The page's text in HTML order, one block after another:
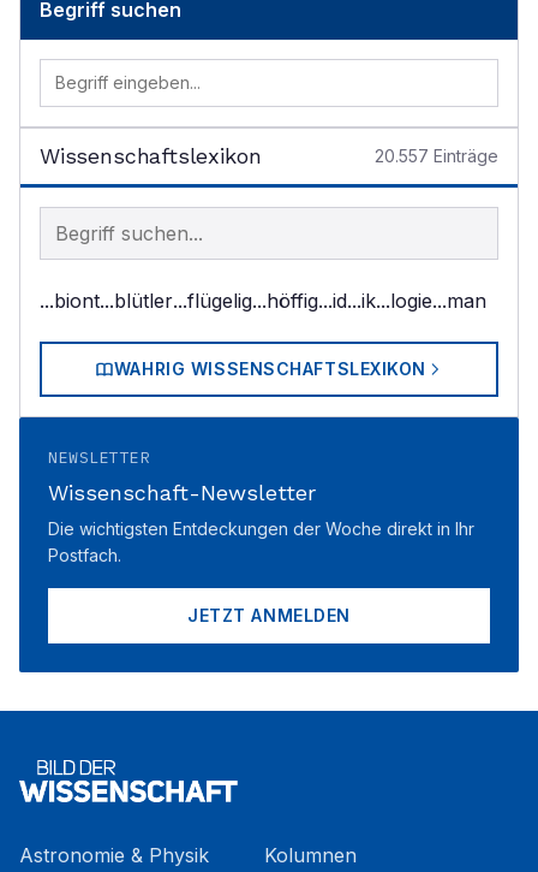
Begriff suchen
Wissenschaftslexikon 20.557 Einträge
Begriff im Lexikon suchen
...biont...blütler...flügelig...höffig...id...ik...logie...man
WAHRIG WISSENSCHAFTSLEXIKON
NEWSLETTER
Wissenschaft-Newsletter
Die wichtigsten Entdeckungen der Woche direkt in Ihr
Postfach.
JETZT ANMELDEN
Astronomie & Physik
Kolumnen